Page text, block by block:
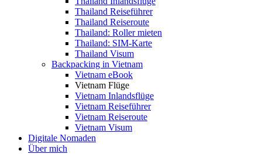
Thailand Reiseführer
Thailand Reiseroute
Thailand: Roller mieten
Thailand: SIM-Karte
Thailand Visum
Backpacking in Vietnam
Vietnam eBook
Vietnam Flüge
Vietnam Inlandsflüge
Vietnam Reiseführer
Vietnam Reiseroute
Vietnam Visum
Digitale Nomaden
Über mich